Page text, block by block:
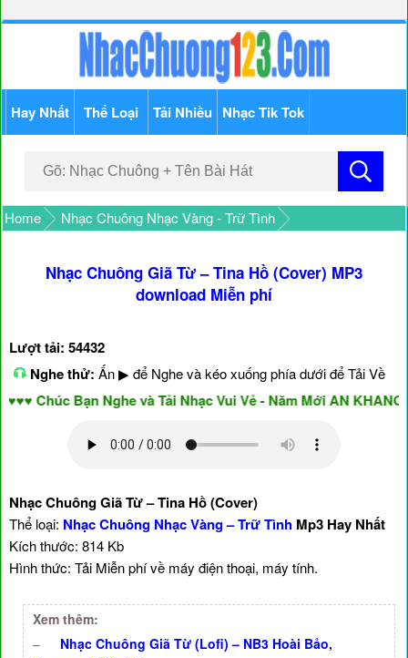
Hay Nhất Thể Loại Tải Nhiều Nhạc Tik Tok
Home Nhạc Chuông Nhạc Vàng - Trữ Tình
Nhạc Chuông Giã Từ – Tina Hồ (Cover) MP3
download Miễn phí
Lượt tải: 54432
Nghe thử: Ấn ▶ để Nghe và kéo xuống phía dưới để Tải Về
Chúc Bạn Nghe và Tải Nhạc Vui Vẻ - Năm Mới AN KHANG &
Nhạc Chuông Giã Từ – Tina Hồ (Cover)
Thể loại: Nhạc Chuông Nhạc Vàng – Trữ Tình Mp3 Hay Nhất
Kích thước: 814 Kb
Hình thức: Tải Miễn phí về máy điện thoại, máy tính.
Xem thêm:
–
Nhạc Chuông Giã Từ (Lofi) – NB3 Hoài Bảo,